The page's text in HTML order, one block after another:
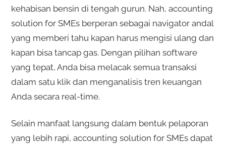
kehabisan bensin di tengah gurun. Nah, accounting
solution for SMEs berperan sebagai navigator andal
yang memberi tahu kapan harus mengisi ulang dan
kapan bisa tancap gas. Dengan pilihan software
yang tepat, Anda bisa melacak semua transaksi
dalam satu klik dan menganalisis tren keuangan
Anda secara real-time.
Selain manfaat langsung dalam bentuk pelaporan
yang lebih rapi, accounting solution for SMEs dapat